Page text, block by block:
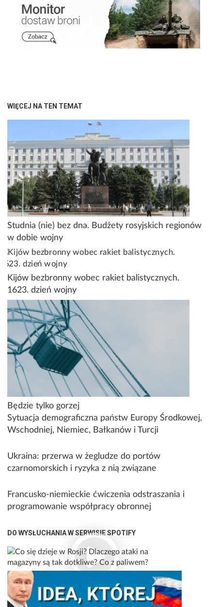
WIĘCEJ NA TEN TEMAT
Studnia (nie) bez dna. Budżety rosyjskich regionów
w dobie wojny
Kijów bezbronny wobec rakiet balistycznych.
1623. dzień wojny
Będzie tylko gorzej
Sytuacja demograficzna państw Europy Środkowej,
Wschodniej, Niemiec, Bałkanów i Turcji
Ukraina: przerwa w żegludze do portów
czarnomorskich i ryzyka z nią związane
Francusko-niemieckie ćwiczenia odstraszania i
programowanie współpracy obronnej
DO WYSŁUCHANIA W SERWISIE SPOTIFY